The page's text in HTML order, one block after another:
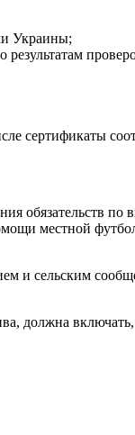
Украины;
сертификаты
обязательств
местной
и сельским
должна включать,